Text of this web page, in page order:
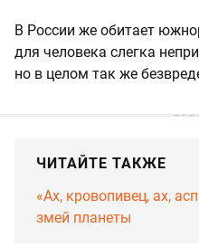
В России же обитает
для человека слегка
но в целом так же
ЧИТАЙТЕ ТАКЖЕ
«Ах, кровопивец, ах,
змей планеты